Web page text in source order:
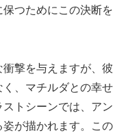
つためにこの決断を
撃を与えますが、彼
、マチルダとの幸せ
トシーンでは、アン
姿が描かれます。この